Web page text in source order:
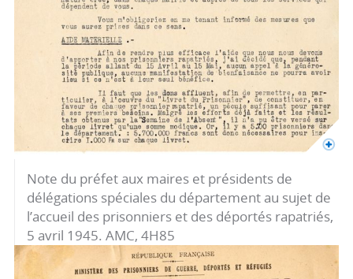
Note du préfet aux maires et présidents de
délégations spéciales du département au sujet de
l’accueil des prisonniers et des déportés rapatriés,
5 avril 1945. AMC, 4H85